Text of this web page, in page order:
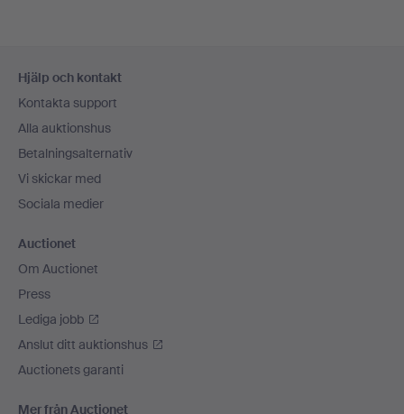
Hjälp och kontakt
Kontakta support
Alla auktionshus
Betalningsalternativ
Vi skickar med
Sociala medier
Auctionet
Om Auctionet
Press
Lediga jobb
Anslut ditt auktionshus
Auctionets garanti
Mer från Auctionet